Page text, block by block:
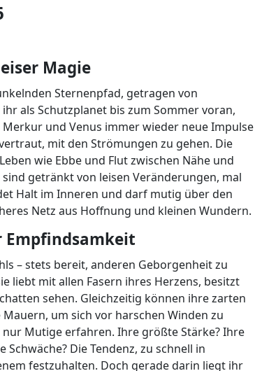
Magie
Sternenpfad, getragen von
als Schutzplanet bis zum Sommer voran,
und Venus immer wieder neue Impulse
mit den Strömungen zu gehen. Die
wie Ebbe und Flut zwischen Nähe und
getränkt von leisen Veränderungen, mal
Halt im Inneren und darf mutig über den
Netz aus Hoffnung und kleinen Wundern.
Empfindsamkeit
– stets bereit, anderen Geborgenheit zu
liebt mit allen Fasern ihres Herzens, besitzt
sehen. Gleichzeitig können ihre zarten
um sich vor harschen Winden zu
Mutige erfahren. Ihre größte Stärke? Ihre
Die Tendenz, zu schnell in
festzuhalten. Doch gerade darin liegt ihr